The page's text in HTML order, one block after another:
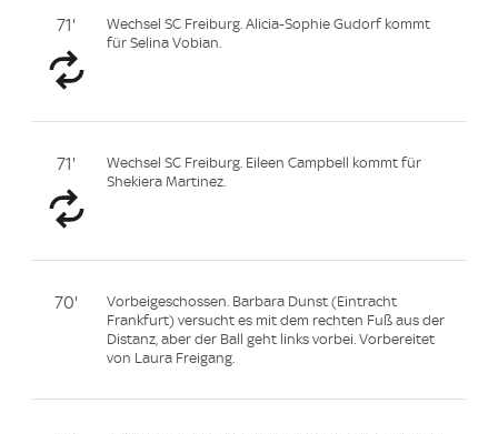
71'
Wechsel SC Freiburg. Alicia-Sophie Gudorf kommt
für Selina Vobian.
71'
Wechsel SC Freiburg. Eileen Campbell kommt für
Shekiera Martinez.
70'
Vorbeigeschossen. Barbara Dunst (Eintracht
Frankfurt) versucht es mit dem rechten Fuß aus der
Distanz, aber der Ball geht links vorbei. Vorbereitet
von Laura Freigang.